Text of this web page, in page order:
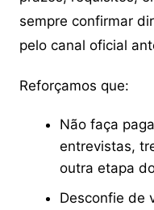
sempre confirmar
pelo canal oficial
Reforçamos que:
Não faça
entrevistas,
outra etapa
Desconfie de